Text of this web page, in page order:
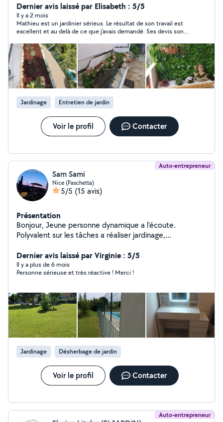
Dernier avis laissé par Elisabeth : 5/5
Il y a 2 mois
Mathieu est un jardinier sérieux. Le résultat de son travail est
excellent et au delà de ce que j'avais demandé. Ses devis sont
Mathieu.
Jardinage Entretien de jardin
Voir le profil Contacter
Auto-entrepreneur
Sam Sami
Nice (Paschetta)
5/5 (15 avis)
Présentation
Bonjour, Jeune personne dynamique a l'écoute.
Polyvalent sur les tâches a réaliser jardinage,
mécanique. Cordialement
Dernier avis laissé par Virginie : 5/5
Il y a plus de 6 mois
Personne sérieuse et très réactive ! Merci !
Jardinage Désherbage de jardin
Voir le profil Contacter
Auto-entrepreneur